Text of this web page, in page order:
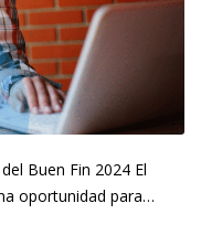
Buen Fin 2024 El
oportunidad para…